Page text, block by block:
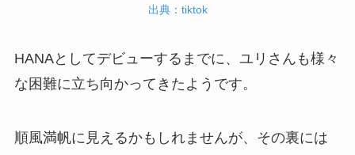
出典：tiktok
HANAとしてデビューするまでに、ユリさんも様々
な困難に立ち向かってきたようです。
順風満帆に見えるかもしれませんが、その裏には